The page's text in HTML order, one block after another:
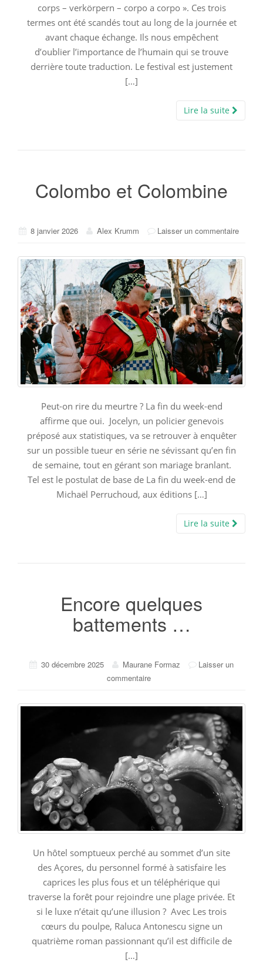
corps – verkörpern – corpo a corpo ». Ces trois
termes ont été scandés tout au long de la journée et
avant chaque échange. Ils nous empêchent
d’oublier l’importance de l’humain qui se trouve
derrière toute traduction. Le festival est justement
[…]
Lire la suite
Colombo et Colombine
8 janvier 2026 Alex Krumm Laisser un commentaire
Peut-on rire du meurtre ? La fin du week-end
affirme que oui. Jocelyn, un policier genevois
préposé aux statistiques, va se retrouver à enquêter
sur un possible tueur en série ne sévissant qu’en fin
de semaine, tout en gérant son mariage branlant.
Tel est le postulat de base de La fin du week-end de
Michaël Perruchoud, aux éditions […]
Lire la suite
Encore quelques
battements …
30 décembre 2025 Maurane Formaz
Laisser un
commentaire
Un hôtel somptueux perché au sommet d’un site
des Açores, du personnel formé à satisfaire les
caprices les plus fous et un téléphérique qui
traverse la forêt pour rejoindre une plage privée. Et
si le luxe n’était qu’une illusion ? Avec Les trois
cœurs du poulpe, Raluca Antonescu signe un
quatrième roman passionnant qu’il est difficile de
[…]